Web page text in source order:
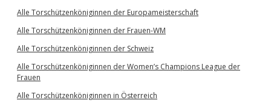
Alle Torschützenköniginnen der Europameisterschaft
Alle Torschützenköniginnen der Frauen-WM
Alle Torschützenköniginnen der Schweiz
Alle Torschützenköniginnen der Women’s Champions League der
Frauen
Alle Torschützenköniginnen in Österreich